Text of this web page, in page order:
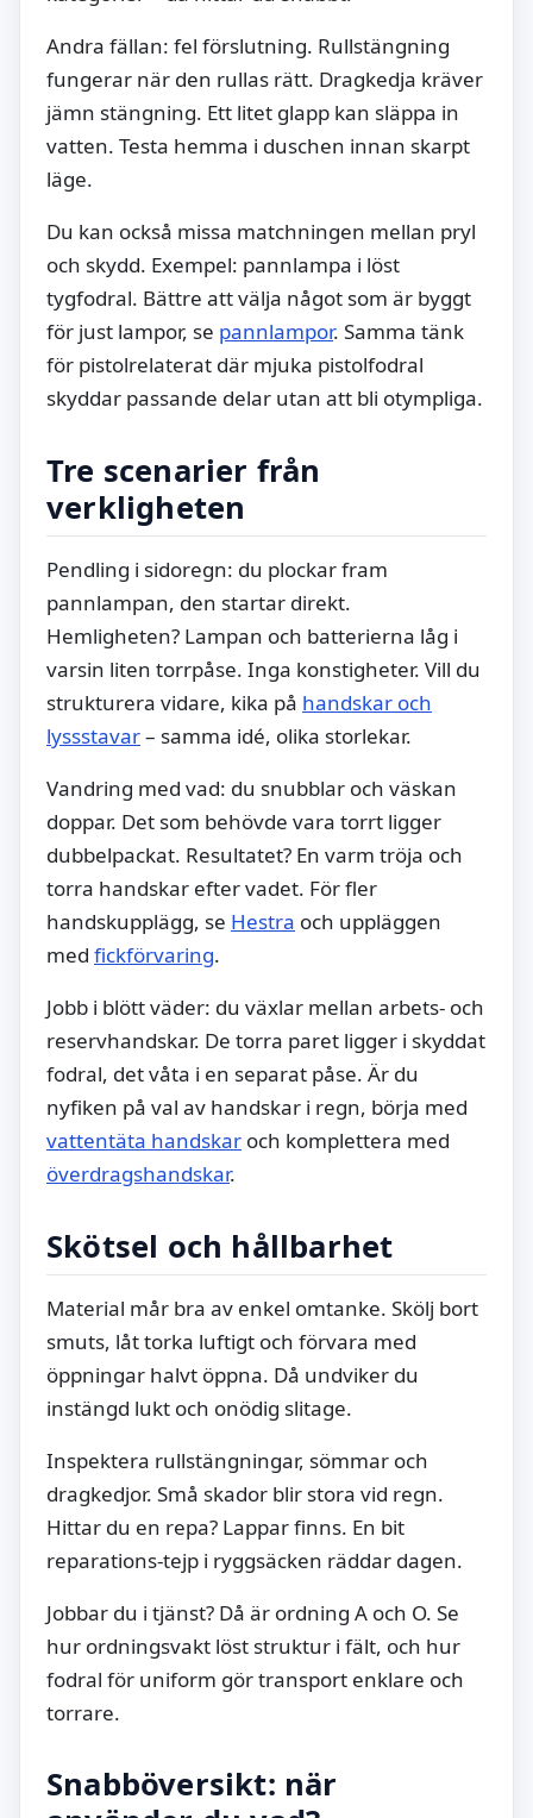
Andra fällan: fel förslutning. Rullstängning
fungerar när den rullas rätt. Dragkedja kräver
jämn stängning. Ett litet glapp kan släppa in
vatten. Testa hemma i duschen innan skarpt
läge.
Du kan också missa matchningen mellan pryl
och skydd. Exempel: pannlampa i löst
tygfodral. Bättre att välja något som är byggt
för just lampor, se pannlampor. Samma tänk
för pistolrelaterat där mjuka pistolfodral
skyddar passande delar utan att bli otympliga.
Tre scenarier från
verkligheten
Pendling i sidoregn: du plockar fram
pannlampan, den startar direkt.
Hemligheten? Lampan och batterierna låg i
varsin liten torrpåse. Inga konstigheter. Vill du
strukturera vidare, kika på handskar och
lyssstavar– samma idé, olika storlekar.
Vandring med vad: du snubblar och väskan
doppar. Det som behövde vara torrt ligger
dubbelpackat. Resultatet? En varm tröja och
torra handskar efter vadet. För fler
handskupplägg, se Hestra och uppläggen
med fickförvaring.
Jobb i blött väder: du växlar mellan arbets- och
reservhandskar. De torra paret ligger i skyddat
fodral, det våta i en separat påse. Är du
nyfiken på val av handskar i regn, börja med
vattentäta handskar och komplettera med
överdragshandskar.
Skötsel och hållbarhet
Material mår bra av enkel omtanke. Skölj bort
smuts, låt torka luftigt och förvara med
öppningar halvt öppna. Då undviker du
instängd lukt och onödig slitage.
Inspektera rullstängningar, sömmar och
dragkedjor. Små skador blir stora vid regn.
Hittar du en repa? Lappar finns. En bit
reparations-tejp i ryggsäcken räddar dagen.
Jobbar du i tjänst? Då är ordning A och O. Se
hur ordningsvakt löst struktur i fält, och hur
fodral för uniform gör transport enklare och
torrare.
Snabböversikt: när